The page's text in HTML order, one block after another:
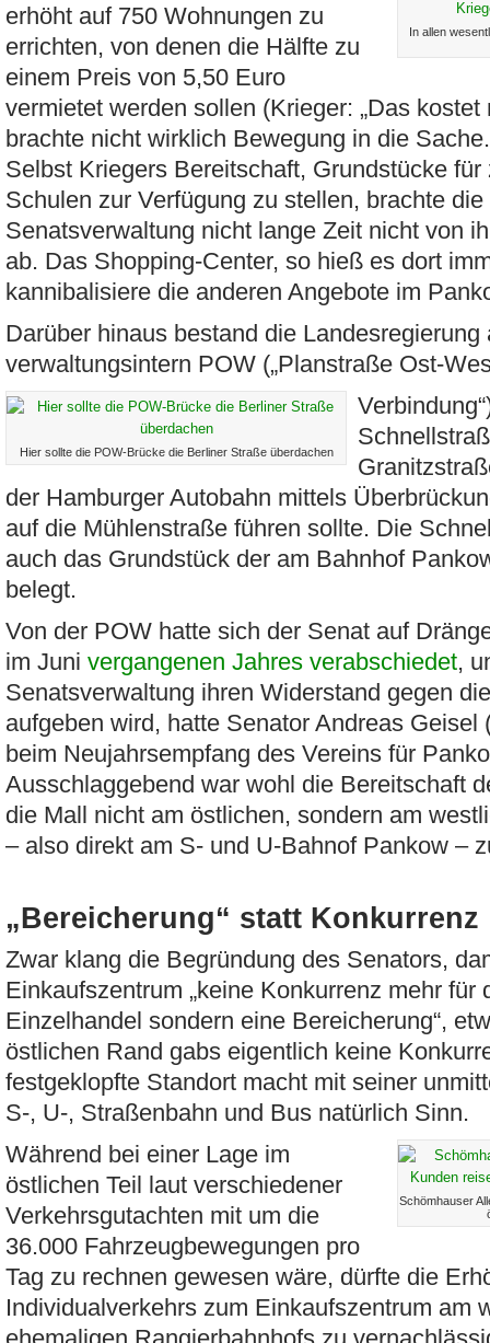
In allen
erhöht auf 750 Wohnungen zu
errichten, von denen die Hälfte zu
einem Preis von 5,50 Euro
vermietet werden sollen (Krieger: „Das kostet
brachte nicht wirklich Bewegung in die Sache.
Selbst Kriegers Bereitschaft, Grundstücke
Schulen zur Verfügung zu stellen, brachte
Senatsverwaltung nicht lange Zeit nicht von
ab. Das Shopping-Center, so hieß es dort
kannibalisiere die anderen Angebote im
Darüber hinaus bestand die Landesregierung
verwaltungsintern POW („Planstraße Ost-
Hier sollte die POW-Brücke die Berliner Straße überdachen
der Hamburger Autobahn mittels
auf die Mühlenstraße führen sollte. Die
auch das Grundstück der am Bahnhof
belegt.
Von der POW hatte sich der Senat auf
im Juni vergangenen Jahres verabschiedet,
Senatsverwaltung ihren Widerstand gegen
aufgeben wird, hatte Senator Andreas Geisel
beim Neujahrsempfang des Vereins für
Ausschlaggebend war wohl die Bereitschaft
die Mall nicht am östlichen, sondern am
– also direkt am S- und U-Bahnof Pankow –
„Bereicherung“ statt Konkurrenz
Zwar klang die Begründung des Senators,
Einkaufszentrum „keine Konkurrenz mehr für
Einzelhandel sondern eine Bereicherung“,
östlichen Rand gabs eigentlich keine
festgeklopfte Standort macht mit seiner
S-, U-, Straßenbahn und Bus natürlich Sinn.
Schömhauser
Während bei einer Lage im
östlichen Teil laut verschiedener
Verkehrsgutachten mit um die
36.000 Fahrzeugbewegungen pro
Tag zu rechnen gewesen wäre, dürfte die
Individualverkehrs zum Einkaufszentrum am